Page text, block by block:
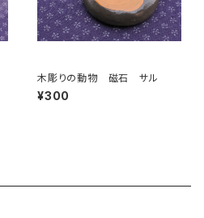
木彫りの動物 磁石 サル
¥300